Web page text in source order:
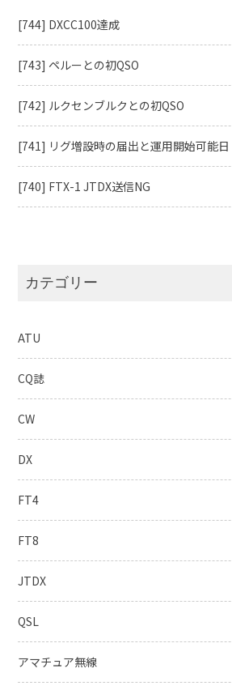
[744] DXCC100達成
[743] ペルーとの初QSO
[742] ルクセンブルクとの初QSO
[741] リグ増設時の届出と運用開始可能日
[740] FTX-1 JTDX送信NG
カテゴリー
ATU
CQ誌
CW
DX
FT4
FT8
JTDX
QSL
アマチュア無線